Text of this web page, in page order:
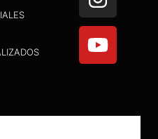
e
b
o
o
t
a
g
r
m
t
u
b
e